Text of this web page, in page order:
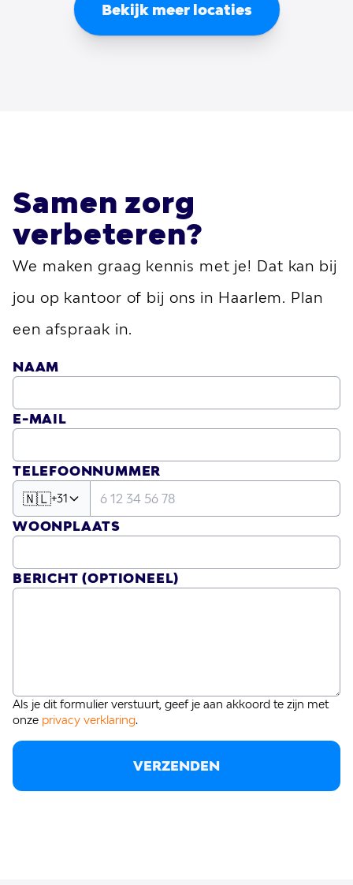
Bekijk meer locaties
Samen zorg
verbeteren?
We maken graag kennis met je! Dat kan bij
jou op kantoor of bij ons in Haarlem. Plan
een afspraak in.
NAAM
E-MAIL
TELEFOONNUMMER
🇳🇱+31
WOONPLAATS
BERICHT (OPTIONEEL)
Als je dit formulier verstuurt, geef je aan akkoord te zijn met
onze privacy verklaring.
VERZENDEN